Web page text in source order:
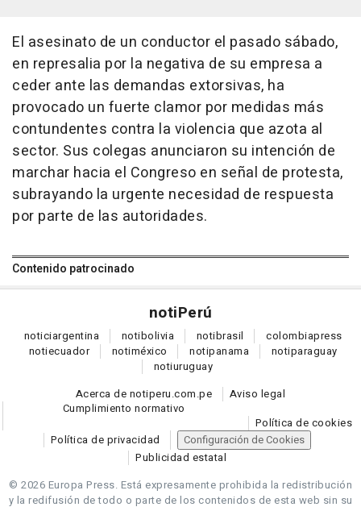
El asesinato de un conductor el pasado sábado,
en represalia por la negativa de su empresa a
ceder ante las demandas extorsivas, ha
provocado un fuerte clamor por medidas más
contundentes contra la violencia que azota al
sector. Sus colegas anunciaron su intención de
marchar hacia el Congreso en señal de protesta,
subrayando la urgente necesidad de respuesta
por parte de las autoridades.
Contenido patrocinado
notiPerú
noticiargentina notibolivia notibrasil colombiapress
notiecuador notiméxico notipanama notiparaguay
notiuruguay
Acerca de notiperu.com.pe
Aviso legal
Cumplimiento normativo
Política de cookies
Política de privacidad
Configuración de Cookies
Publicidad estatal
© 2026 Europa Press. Está expresamente prohibida la redistribución
y la redifusión de todo o parte de los contenidos de esta web sin su